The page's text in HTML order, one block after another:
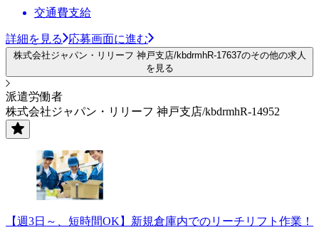
交通費支給
詳細を見る 応募画面に進む
株式会社ジャパン・リリーフ 神戸支店/kbdrmhR-17637のその他の求人
を見る
派遣労働者
株式会社ジャパン・リリーフ 神戸支店/kbdrmhR-14952
【週3日～、短時間OK】新規倉庫内でのリーチリフト作業！